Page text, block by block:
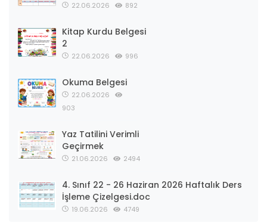
22.06.2026 892
Kitap Kurdu Belgesi
2
22.06.2026 996
Okuma Belgesi
22.06.2026
903
Yaz Tatilini Verimli
Geçirmek
21.06.2026 2494
4. Sınıf 22 - 26 Haziran 2026 Haftalık Ders
İşleme Çizelgesi.doc
19.06.2026 4749